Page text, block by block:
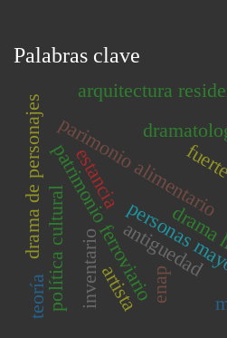
Palabras clave
parimonio alimentario
patrimonio ferroviario
drama de personajes personas
antiguedad
inventario
política cultural enap
arquitectura
teoría
estancia
artista